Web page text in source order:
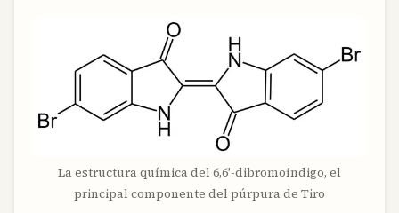
La estructura química del 6,6′-dibromoíndigo, el
principal componente del púrpura de Tiro